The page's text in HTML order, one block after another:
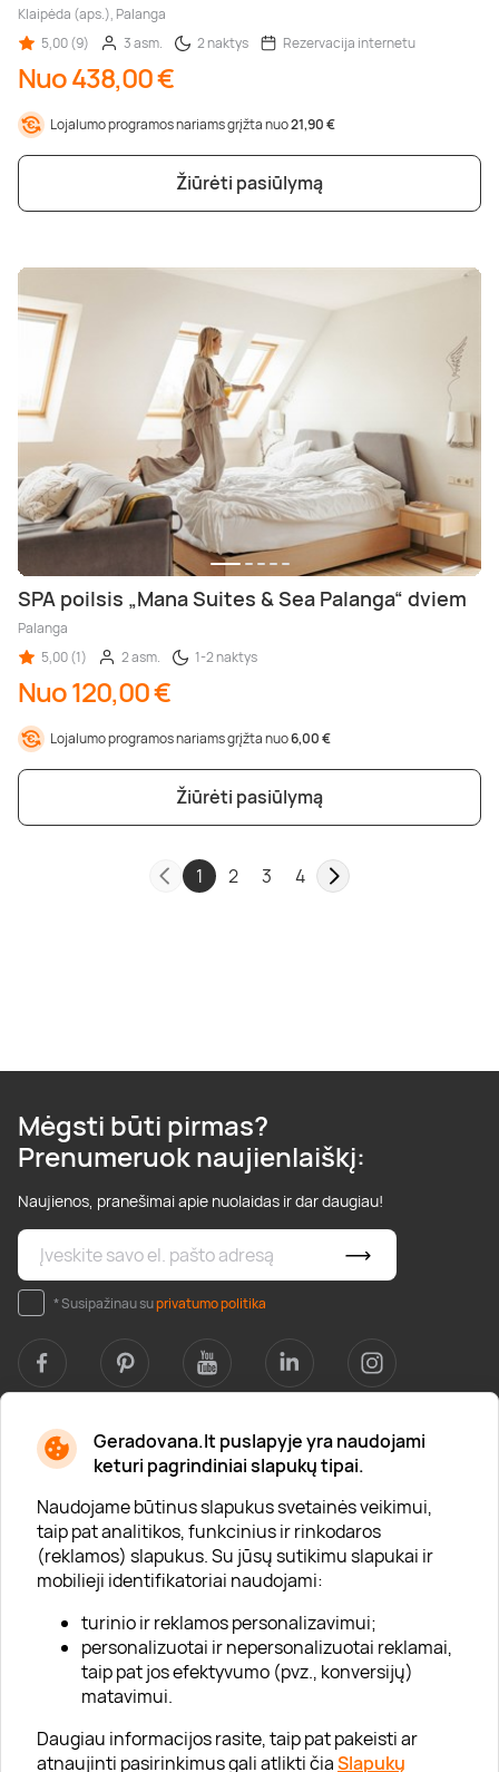
Geradovana.lt puslapyje yra naudojami
keturi pagrindiniai slapukų tipai.
Naudojame būtinus slapukus svetainės veikimui,
taip pat analitikos, funkcinius ir rinkodaros
(reklamos) slapukus. Su jūsų sutikimu slapukai ir
mobilieji identifikatoriai naudojami:
turinio ir reklamos personalizavimui;
personalizuotai ir nepersonalizuotai reklamai,
taip pat jos efektyvumo (pvz., konversijų)
matavimui.
Daugiau informacijos rasite, taip pat pakeisti ar
atnaujinti pasirinkimus gali atlikti čiaSlapukų
Klaipėda (aps.), Palanga
5,00 (9)
3 asm. 2 naktys Rezervacija internetu
Nuo 438,00 €
Lojalumo programos nariams grįžta nuo21,90 €
Žiūrėti pasiūlymą
SPA poilsis „Mana Suites & Sea Palanga“ dviem
Palanga
5,00 (1)
2 asm. 1-2 naktys
Nuo 120,00 €
Lojalumo programos nariams grįžta nuo6,00 €
Žiūrėti pasiūlymą
1 2 3 4
Mėgsti būti pirmas?
Prenumeruok naujienlaiškį:
Naujienos, pranešimai apie nuolaidas ir dar daugiau!
* Susipažinau suprivatumo politika
Apie mus
Apie „Gera Dovana“
Lojalumo klubas
Karjera
Visi partneriai
Kontaktai
Tinklaraštis
Informacija